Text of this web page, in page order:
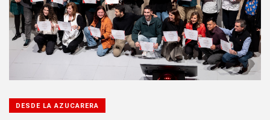
DESDE LA AZUCARERA